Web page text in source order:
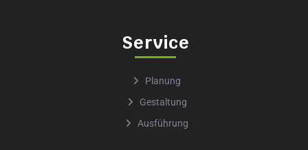
Service
Planung
Gestaltung
Ausführung